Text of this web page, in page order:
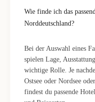
Wie finde ich das
Norddeutschland?
Bei der Auswahl eines
spielen Lage,
wichtige Rolle. Je
Ostsee oder Nordsee
findest du passende